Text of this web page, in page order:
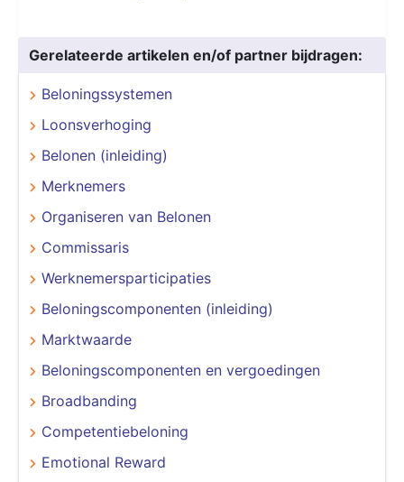
Gerelateerde artikelen en/of partner bijdragen:
Beloningssystemen
Loonsverhoging
Belonen (inleiding)
Merknemers
Organiseren van Belonen
Commissaris
Werknemersparticipaties
Beloningscomponenten (inleiding)
Marktwaarde
Beloningscomponenten en vergoedingen
Broadbanding
Competentiebeloning
Emotional Reward